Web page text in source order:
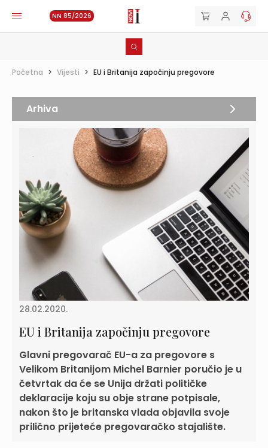
NN 85/2026
Početna > Vijesti > EU i Britanija započinju pregovore
28.02.2020.
EU i Britanija započinju pregovore
Glavni pregovarač EU-a za pregovore s
Velikom Britanijom Michel Barnier poručio je u
četvrtak da će se Unija držati političke
deklaracije koju su obje strane potpisale,
nakon što je britanska vlada objavila svoje
prilično prijeteće pregovaračko stajalište.
Arhiva